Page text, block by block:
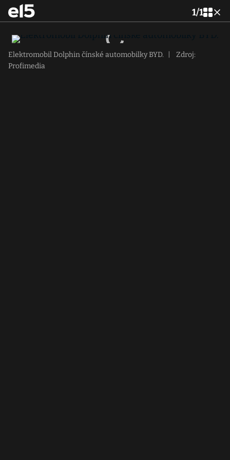
1/1
Elektromobil Dolphin čínské automobilky BYD.
Zdroj:
Profimedia